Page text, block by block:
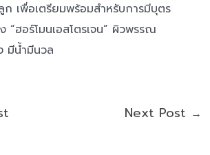
ก เพื่อเตรียมพร้อมสำหรับการมีบุตร
“ฮอร์โมนเอสโตรเจน” ผิวพรรณ
มีน้ำมีนวล
Next Post →